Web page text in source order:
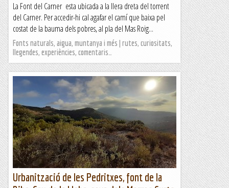
La Font del Carner esta ubicada a la llera dreta del torrent
del Carner. Per accedir-hi cal agafar el camí que baixa pel
costat de la bauma dels pobres, al pla del Mas Roig...
Fonts naturals, aigua, muntanya i més | rutes, curiositats,
llegendes, experiències, comentaris…
Urbanització de les Pedritxes, font de la